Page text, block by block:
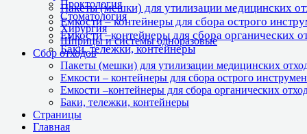
Пакеты (мешки) для утилизации медицинских
Емкости – контейнеры для сбора острого
Емкости –контейнеры для сбора органических
Баки, тележки, контейнеры
Проктология
Стоматология
Хирургия
Шприцы и системы одноразовые
Сбор отходов
Пакеты (мешки) для утилизации медицинских
Емкости – контейнеры для сбора острого
Емкости –контейнеры для сбора органических
Баки, тележки, контейнеры
Страницы
Главная